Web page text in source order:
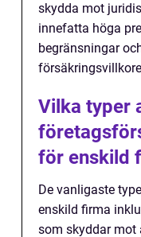
skydda mot
innefatta höga
begränsningar
Vilka typer
för enskild
De vanligaste
enskild firma
som skyddar mot